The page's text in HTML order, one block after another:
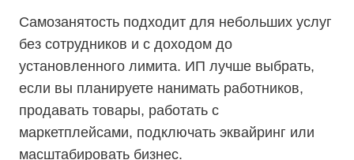
Самозанятость подходит для небольших услуг
без сотрудников и с доходом до
установленного лимита. ИП лучше выбрать,
если вы планируете нанимать работников,
продавать товары, работать с
маркетплейсами, подключать эквайринг или
масштабировать бизнес.